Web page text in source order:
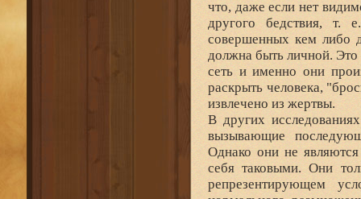
что, даже если нет
другого бедствия, т.
совершенных кем либо
должна быть личной. Это
сеть и именно они
раскрыть человека,
извлечено из жертвы.
В других
вызывающие
Однако они не
себя таковыми. Они
репрезентирующем